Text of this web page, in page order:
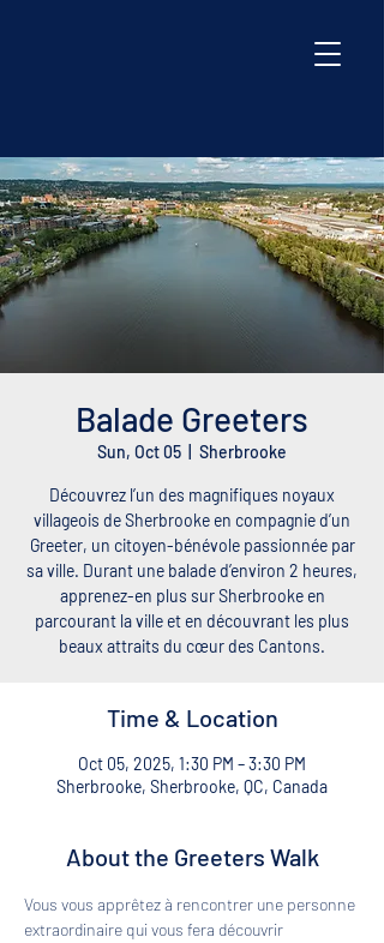
Balade Greeters
Sun, Oct 05 Sherbrooke
Découvrez l’un des magnifiques noyaux
villageois de Sherbrooke en compagnie d’un
Greeter, un citoyen-bénévole passionnée par
sa ville. Durant une balade d’environ 2 heures,
apprenez-en plus sur Sherbrooke en
parcourant la ville et en découvrant les plus
beaux attraits du cœur des Cantons.
Time & Location
Oct 05, 2025, 1:30 PM – 3:30 PM
Sherbrooke, Sherbrooke, QC, Canada
About the Greeters Walk
Vous vous apprêtez à rencontrer une personne
extraordinaire qui vous fera découvrir